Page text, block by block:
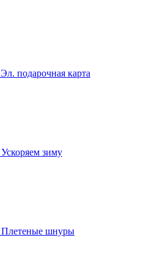
Эл. подарочная карта
Ускоряем зиму
Плетеные шнуры